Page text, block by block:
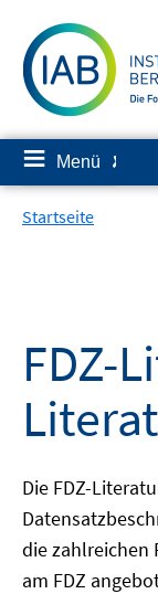
zum
Inhalt
≡ Menü ✘
Startseite
FDZ-
Die FDZ-
die zahlreichen
am FDZ